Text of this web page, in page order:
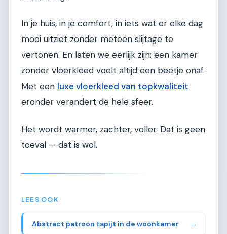
In je huis, in je comfort, in iets wat er elke dag
mooi uitziet zonder meteen slijtage te
vertonen. En laten we eerlijk zijn: een kamer
zonder vloerkleed voelt altijd een beetje onaf.
Met een luxe vloerkleed van topkwaliteit
eronder verandert de hele sfeer.
Het wordt warmer, zachter, voller. Dat is geen
toeval — dat is wol.
LEES OOK
Abstract patroon tapijt in de woonkamer →